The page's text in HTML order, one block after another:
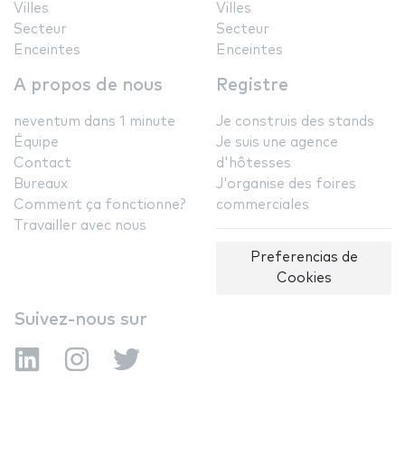
Villes
Secteur
Enceintes
Villes
Secteur
Enceintes
A propos de nous
neventum dans 1 minute
Équipe
Contact
Bureaux
Comment ça fonctionne?
Travailler avec nous
Registre
Je construis des stands
Je suis une agence
d'hôtesses
J'organise des foires
commerciales
Preferencias de
Cookies
Suivez-nous sur